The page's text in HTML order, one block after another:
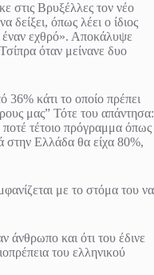
στις Βρυξέλλες τον νέο
όπως λέει ο ίδιος
έναν εχθρό». Αποκάλυψε
όταν μείνανε δυο
36% κάτι το οποίο πρέπει
μας” Τότε του απάντησα:
τέτοιο πρόγραμμα όπως
στην Ελλάδα θα είχα 80%,
με το στόμα του να
άνθρωπο και ότι του έδινε
του ελληνικού